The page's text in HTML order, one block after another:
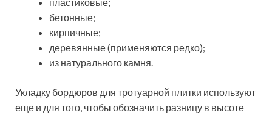
пластиковые;
бетонные;
кирпичные;
деревянные (применяются редко);
из натурального камня.
Укладку бордюров для тротуарной плитки используют
еще и для того, чтобы обозначить разницу в высоте